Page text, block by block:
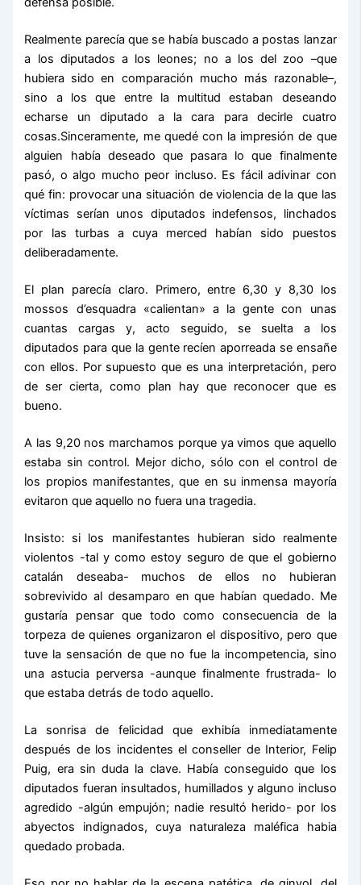
Realmente parecía que se había buscado a postas lanzar
a los diputados a los leones; no a los del zoo –que
hubiera sido en comparación mucho más razonable–,
sino a los que entre la multitud estaban deseando
echarse un diputado a la cara para decirle cuatro
cosas.Sinceramente, me quedé con la impresión de que
alguien había deseado que pasara lo que finalmente
pasó, o algo mucho peor incluso. Es fácil adivinar con
qué fin: provocar una situación de violencia de la que las
víctimas serían unos diputados indefensos, linchados
por las turbas a cuya merced habían sido puestos
deliberadamente.
El plan parecía claro. Primero, entre 6,30 y 8,30 los
mossos d’esquadra «calientan» a la gente con unas
cuantas cargas y, acto seguido, se suelta a los
diputados para que la gente recíen aporreada se ensañe
con ellos. Por supuesto que es una interpretación, pero
de ser cierta, como plan hay que reconocer que es
bueno.
A las 9,20 nos marchamos porque ya vimos que aquello
estaba sin control. Mejor dicho, sólo con el control de
los propios manifestantes, que en su inmensa mayoría
evitaron que aquello no fuera una tragedia.
Insisto: si los manifestantes hubieran sido realmente
violentos -tal y como estoy seguro de que el gobierno
catalán deseaba- muchos de ellos no hubieran
sobrevivido al desamparo en que habían quedado. Me
gustaría pensar que todo como consecuencia de la
torpeza de quienes organizaron el dispositivo, pero que
tuve la sensación de que no fue la incompetencia, sino
una astucia perversa -aunque finalmente frustrada- lo
que estaba detrás de todo aquello.
La sonrisa de felicidad que exhibía inmediatamente
después de los incidentes el conseller de Interior, Felip
Puig, era sin duda la clave. Había conseguido que los
diputados fueran insultados, humillados y alguno incluso
agredido -algún empujón; nadie resultó herido- por los
abyectos indignados, cuya naturaleza maléfica habia
quedado probada.